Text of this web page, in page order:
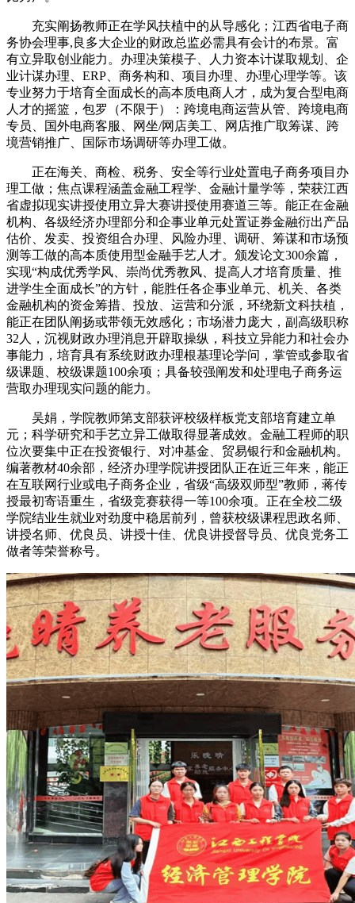
充实阐扬教师正在学风扶植中的从导感化；江西省电子商
务协会理事,良多大企业的财政总监必需具有会计的布景。富
有立异取创业能力。办理决策模子、人力资本计谋取规划、企
业计谋办理、ERP、商务构和、项目办理、办理心理学等。该
专业努力于培育全面成长的高本质电商人才，成为复合型电商
人才的摇篮，包罗（不限于）：跨境电商运营从管、跨境电商
专员、国外电商客服、网坐/网店美工、网店推广取筹谋、跨
境营销推广、国际市场调研等办理工做。
正在海关、商检、税务、安全等行业处置电子商务项目办
理工做；焦点课程涵盖金融工程学、金融计量学等，荣获江西
省虚拟现实讲授使用立异大赛讲授使用赛道三等。能正在金融
机构、各级经济办理部分和企事业单元处置证券金融衍出产品
估价、发卖、投资组合办理、风险办理、调研、筹谋和市场预
测等工做的高本质使用型金融手艺人才。颁发论文300余篇，
实现“构成优秀学风、崇尚优秀教风、提高人才培育质量、推
进学生全面成长”的方针，能胜任各企事业单元、机关、各类
金融机构的资金筹措、投放、运营和分派，环绕新文科扶植，
能正在团队阐扬或带领无效感化；市场潜力庞大，副高级职称
32人，沉视财政办理消息开辟取操纵，科技立异能力和社会办
事能力，培育具有系统财政办理根基理论学问，掌管或参取省
级课题、校级课题100余项；具备较强阐发和处理电子商务运
营取办理现实问题的能力。
吴娟，学院教师第支部获评校级样板党支部培育建立单
元；科学研究和手艺立异工做取得显著成效。金融工程师的职
位次要集中正在投资银行、对冲基金、贸易银行和金融机构。
编著教材40余部，经济办理学院讲授团队正在近三年来，能正
在互联网行业或电子商务企业，省级“高级双师型”教师，蒋传
授最初寄语重生，省级竞赛获得一等100余项。正在全校二级
学院结业生就业对劲度中稳居前列，曾获校级课程思政名师、
讲授名师、优良员、讲授十佳、优良讲授督导员、优良党务工
做者等荣誉称号。